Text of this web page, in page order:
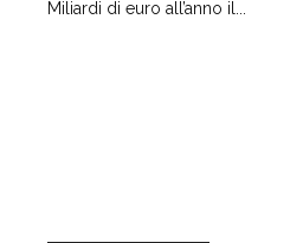
Miliardi di euro all’anno il...